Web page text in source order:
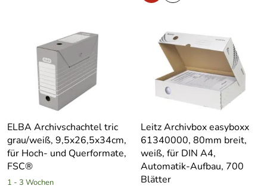
ELBA Archivschachtel tric
grau/weiß, 9,5x26,5x34cm,
für Hoch- und Querformate,
FSC®
1 - 3 Wochen
Leitz Archivbox easyboxx
61340000, 80mm breit,
weiß, für DIN A4,
Automatik-Aufbau, 700
Blätter